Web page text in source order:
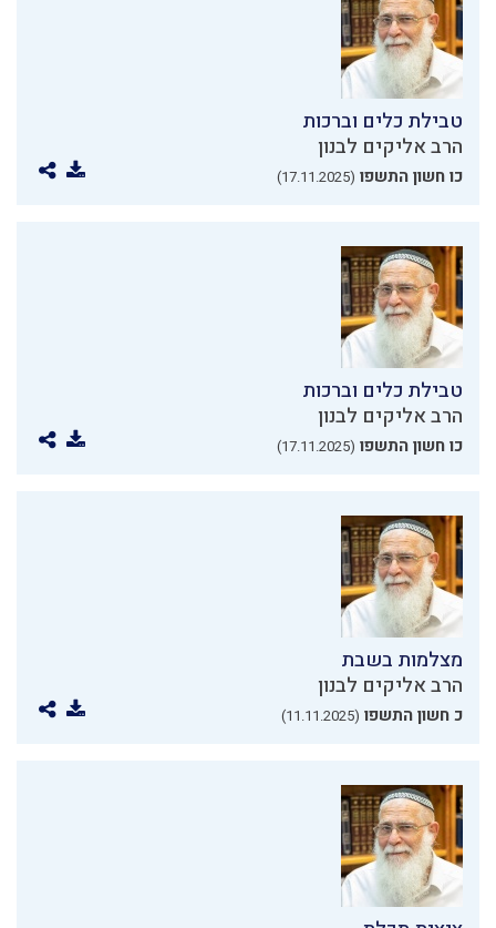
טבילת כלים וברכות
הרב אליקים לבנון
כו חשון התשפו (17.11.2025)
טבילת כלים וברכות
הרב אליקים לבנון
כו חשון התשפו (17.11.2025)
מצלמות בשבת
הרב אליקים לבנון
כ חשון התשפו (11.11.2025)